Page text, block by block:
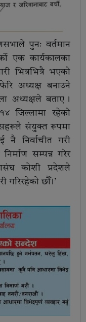
पुनः वर्तमान
एक कार्यकालका
भित्रभित्रै भएको
अध्यक्ष बनाउने
अध्यक्षले बताए ।
जिल्लामा रहेको
संयुक्त रूपमा
नै निर्वाचीत गरी
सम्पन्न गरेर
कोशी प्रदेशले
गरिरहेको छौँ ।’